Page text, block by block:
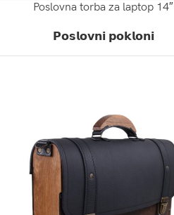
ZATRAŽI PONUDU
Poslovna torba za laptop 14″
𝗣𝗼𝘀𝗹𝗼𝘃𝗻𝗶 𝗽𝗼𝗸𝗹𝗼𝗻𝗶